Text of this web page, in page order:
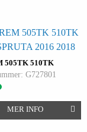
505TK 510TK
2016 2018
G727801
MER INFO